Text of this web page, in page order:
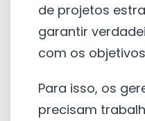
de projetos
garantir
com os
Para isso, os
precisam